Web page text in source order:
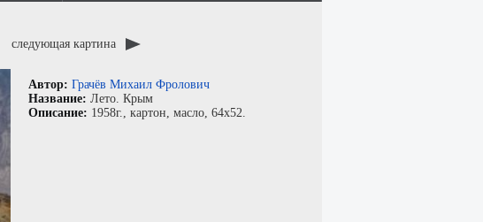
следующая картина
Автор: Грачёв Михаил Фролович
Название: Лето. Крым
Описание: 1958г., картон, масло, 64x52.